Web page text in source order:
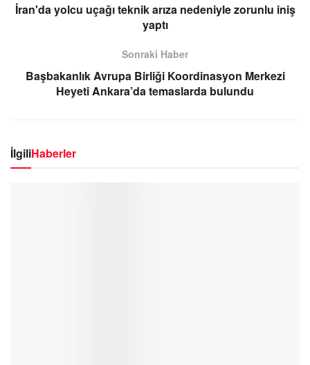
İran'da yolcu uçağı teknik arıza nedeniyle zorunlu iniş
yaptı
Sonraki Haber
Başbakanlık Avrupa Birliği Koordinasyon Merkezi
Heyeti Ankara’da temaslarda bulundu
İlgiliHaberler